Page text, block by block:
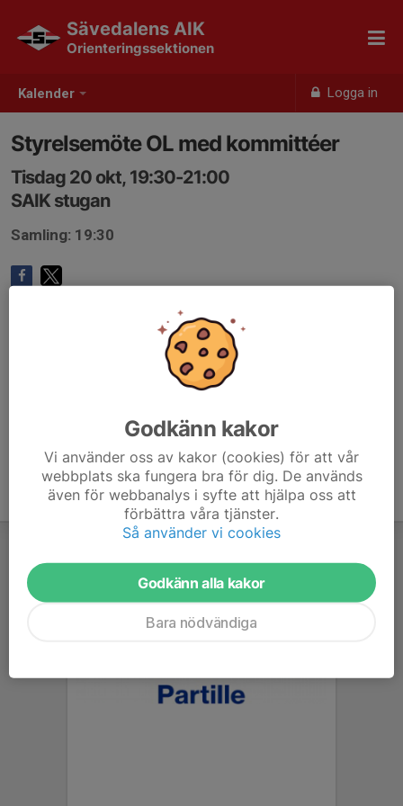
Kalender Logga in
Sävedalens AIK
Orienteringssektionen
Styrelsemöte OL med kommittéer
Tisdag 20 okt, 19:30-21:00
SAIK stugan
Samling: 19:30
Endast kallade kan anmäla sig till aktiviteten. 10 personer är
Godkänn kakor
Vi använder oss av kakor (cookies) för att vår
webbplats ska fungera bra för dig. De används
även för webbanalys i syfte att hjälpa oss att
förbättra våra tjänster.
Så använder vi cookies
Godkänn alla kakor
Bara nödvändiga